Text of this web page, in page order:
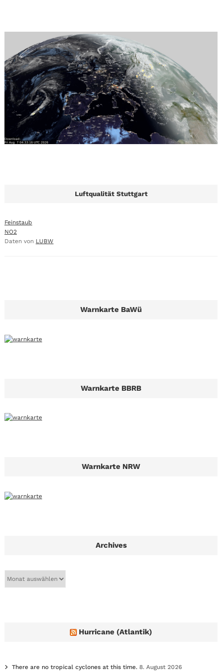
Luftqualität Stuttgart
Feinstaub
NO2
Daten von LUBW
Warnkarte BaWü
Warnkarte BBRB
Warnkarte NRW
Archives
Hurricane (Atlantik)
There are no tropical cyclones at this time. 8. August 2026